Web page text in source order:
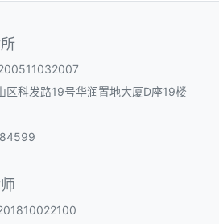
区科发路19号华润置地大厦D座19楼